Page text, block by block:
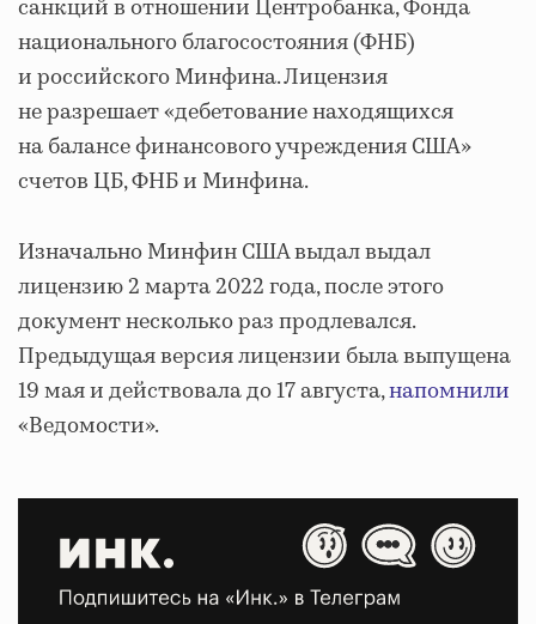
санкций в отношении Центробанка, Фонда
национального благосостояния (ФНБ)
и российского Минфина. Лицензия
не разрешает «дебетование находящихся
на балансе финансового учреждения США»
счетов ЦБ, ФНБ и Минфина.
Изначально Минфин США выдал выдал
лицензию 2 марта 2022 года, после этого
документ несколько раз продлевался.
Предыдущая версия лицензии была выпущена
19 мая и действовала до 17 августа,напомнили
«Ведомости».